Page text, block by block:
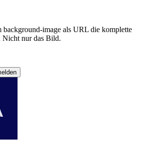
background-image als URL die komplette
Nicht nur das Bild.